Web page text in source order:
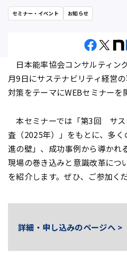
セミナー・イベント お知らせ
日本能率協会コンサルティン
月9日にサステナビリティ経営
対策をテーマにWEBセミナーを
本セミナーでは「第3回 サス
査（2025年）」をもとに、多
進の壁」、成功事例から導かれ
現場の巻き込みと意識改革につ
を紹介します。ぜひ、ご参加く
詳細・申し込みのページへ >